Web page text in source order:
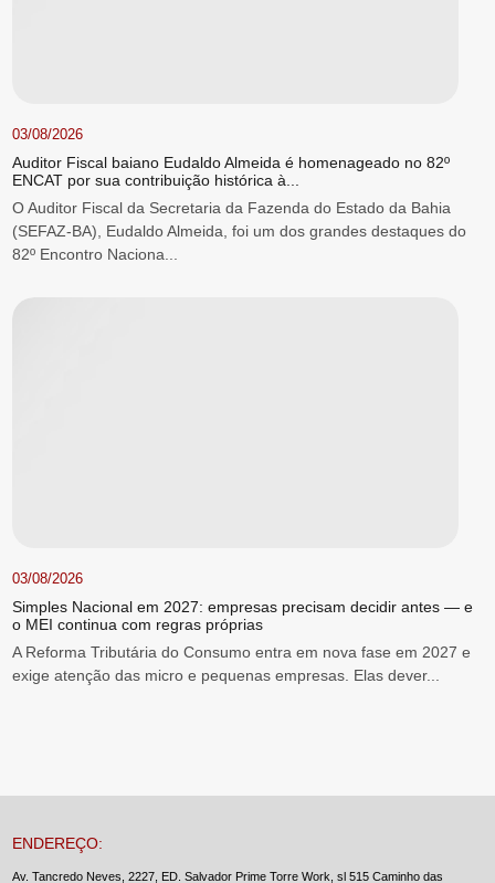
03/08/2026
Auditor Fiscal baiano Eudaldo Almeida é homenageado no 82º
ENCAT por sua contribuição histórica à...
O Auditor Fiscal da Secretaria da Fazenda do Estado da Bahia
(SEFAZ-BA), Eudaldo Almeida, foi um dos grandes destaques do
82º Encontro Naciona...
03/08/2026
Simples Nacional em 2027: empresas precisam decidir antes — e
o MEI continua com regras próprias
A Reforma Tributária do Consumo entra em nova fase em 2027 e
exige atenção das micro e pequenas empresas. Elas dever...
ENDEREÇO:
Av. Tancredo Neves, 2227, ED. Salvador Prime Torre Work, sl 515 Caminho das